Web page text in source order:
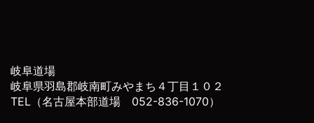
岐阜道場
岐阜県羽島郡岐南町みやまち４丁目１０２
TEL（名古屋本部道場 052-836-1070）